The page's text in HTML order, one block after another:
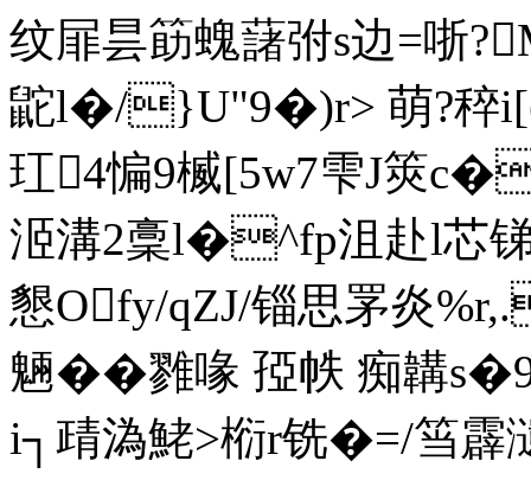
纹屝昙筯螝藷弣s边=哳
鼧l�/}U"9�)r> 萌?稡
玒4惼9楲[5w7雫J筴
洍溝2稾l�^fp沮赴l芯锑l
懇Ofy/qZJ/锱思罞炎
魎�� 雡喙 孲帙 痴韝
i┐靕溈鮱>椼r铣�=/筜